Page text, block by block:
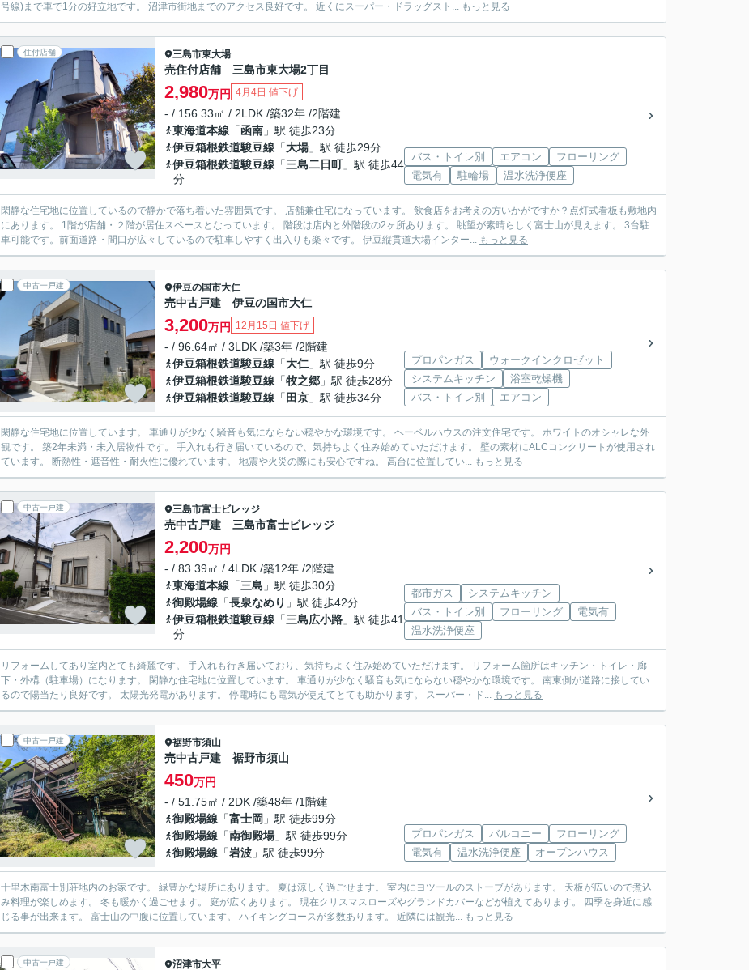
号線)まで車で1分の好立地です。 沼津市街地までのアクセス良好です。 近くにスーパー・ドラッグスト... もっと見る
住付店舗 三島市東大場
売住付店舗 三島市東大場2丁目
2,980万円 4月4日 値下げ
- / 156.33㎡ / 2LDK /築32年 /2階建
東海道本線 「函南 」駅 徒歩23分
伊豆箱根鉄道駿豆線 「大場」駅 徒歩29分
伊豆箱根鉄道駿豆線 「三島二日町」駅 徒歩44
分
バス・トイレ別 エアコン
フローリング
電気有
駐輪場 温水洗浄便座
閑静な住宅地に位置しているので静かで落ち着いた雰囲気です。 店舗兼住宅になっています。 飲食店をお考えの方いかがですか？点灯式看板も敷地内
にあります。 1階が店舗・２階が居住スペースとなっています。 階段は店内と外階段の2ヶ所あります。 眺望が素晴らしく富士山が見えます。 3台駐
車可能です。前面道路・間口が広々しているので駐車しやすく出入りも楽々です。 伊豆縦貫道大場インター... もっと見る
中古一戸建 伊豆の国市大仁
売中古戸建 伊豆の国市大仁
3,200万円 12月15日 値下げ
- / 96.64㎡ / 3LDK /築3年 /2階建
伊豆箱根鉄道駿豆線 「大仁 」駅 徒歩9分
伊豆箱根鉄道駿豆線 「牧之郷 」駅 徒歩28分
伊豆箱根鉄道駿豆線 「 田京 」駅 徒歩34分
プロパンガス
ウォークインクロゼット
システムキッチン
浴室乾燥機
バス・トイレ別
エアコン
閑静な住宅地に位置しています。 車通りが少なく騒音も気にならない穏やかな環境です。 ヘーベルハウスの注文住宅です。 ホワイトのオシャレな外
観です。 築2年未満・未入居物件です。 手入れも行き届いているので、気持ちよく住み始めていただけます。 壁の素材にALCコンクリートが使用され
ています。 断熱性・遮音性・耐火性に優れています。 地震や火災の際にも安心ですね。 高台に位置してい... もっと見る
中古一戸建 三島市富士ビレッジ
売中古戸建 三島市富士ビレッジ
2,200万円
- / 83.39㎡ / 4LDK /築12年 /2階建
東海道本線 「三島 」駅 徒歩30分
御殿場線 「長泉なめり 」駅 徒歩42分
伊豆箱根鉄道駿豆線 「三島広小路 」駅 徒歩41
分
都市ガス
システムキッチン
バス・トイレ別
フローリング
電気有
温水洗浄便座
リフォームしてあり室内とても綺麗です。 手入れも行き届いており、気持ちよく住み始めていただけます。 リフォーム箇所はキッチン・トイレ・廊
下・外構（駐車場）になります。 閑静な住宅地に位置しています。 車通りが少なく騒音も気にならない穏やかな環境です。 南東側が道路に接してい
るので陽当たり良好です。 太陽光発電があります。 停電時にも電気が使えてとても助かります。 スーパー・ド... もっと見る
中古一戸建 裾野市須山
売中古戸建 裾野市須山
450万円
- / 51.75㎡ / 2DK /築48年 /1階建
御殿場線 「富士岡 」駅 徒歩99分
御殿場線 「南御殿場」駅 徒歩99分
御殿場線 「岩波 」駅 徒歩99分
プロパンガス バルコニー
フローリング
電気有
温水洗浄便座 オープンハウス
十里木南富士別荘地内のお家です。 緑豊かな場所にあります。 夏は涼しく過ごせます。 室内にヨツールのストーブがあります。 天板が広いので煮込
み料理が楽しめます。 冬も暖かく過ごせます。 庭が広くあります。 現在クリスマスローズやグランドカバーなどが植えてあります。 四季を身近に感
じる事が出来ます。 富士山の中腹に位置しています。 ハイキングコースが多数あります。 近隣には観光... もっと見る
中古一戸建 沼津市大平